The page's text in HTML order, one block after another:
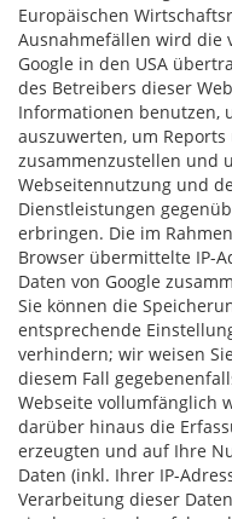
Europäischen
Ausnahmefällen wird die
Google in den USA
des Betreibers dieser
Informationen benutzen,
auszuwerten, um
zusammenzustellen und
Webseitennutzung und
Dienstleistungen
erbringen. Die im
Browser übermittelte IP-
Daten von Google
Sie können die
entsprechende
verhindern; wir weisen
diesem Fall
Webseite vollumfänglich
darüber hinaus die
erzeugten und auf Ihre
Daten (inkl. Ihrer IP-
Verarbeitung dieser